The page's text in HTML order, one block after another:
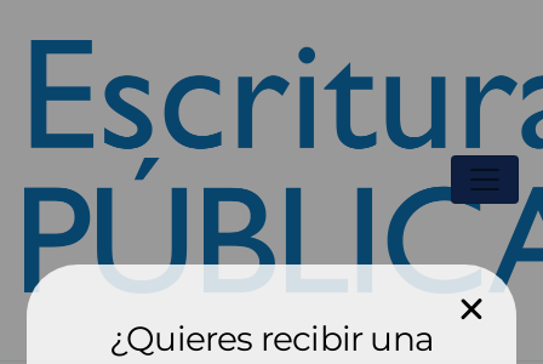
¿Quieres recibir una